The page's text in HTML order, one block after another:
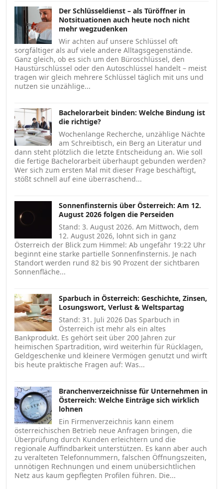
Der Schlüsseldienst – als Türöffner in
Notsituationen auch heute noch nicht
mehr wegzudenken
Wir achten auf unsere Schlüssel oft
sorgfältiger als auf viele andere Alltagsgegenstände.
Ganz gleich, ob es sich um den Büroschlüssel, den
Haustürschlüssel oder den Autoschlüssel handelt – meist
tragen wir gleich mehrere Schlüssel täglich mit uns und
nutzen sie unzählige...
Bachelorarbeit binden: Welche Bindung ist
die richtige?
Wochenlange Recherche, unzählige Nächte
am Schreibtisch, ein Berg an Literatur und
dann steht plötzlich die letzte Entscheidung an. Wie soll
die fertige Bachelorarbeit überhaupt gebunden werden?
Wer sich zum ersten Mal mit dieser Frage beschäftigt,
stößt schnell auf eine überraschend...
Sonnenfinsternis über Österreich: Am 12.
August 2026 folgen die Perseiden
Stand: 3. August 2026. Am Mittwoch, dem
12. August 2026, lohnt sich in ganz
Österreich der Blick zum Himmel: Ab ungefähr 19:22 Uhr
beginnt eine starke partielle Sonnenfinsternis. Je nach
Standort werden rund 82 bis 90 Prozent der sichtbaren
Sonnenfläche...
Sparbuch in Österreich: Geschichte, Zinsen,
Losungswort, Verlust & Weltspartag
Stand: 31. Juli 2026 Das Sparbuch in
Österreich ist mehr als ein altes
Bankprodukt. Es gehört seit über 200 Jahren zur
heimischen Spartradition, wird weiterhin für Rücklagen,
Geldgeschenke und kleinere Vermögen genutzt und wirft
bis heute praktische Fragen auf: Was...
Branchenverzeichnisse für Unternehmen in
Österreich: Welche Einträge sich wirklich
lohnen
Ein Firmenverzeichnis kann einem
österreichischen Betrieb neue Anfragen bringen, die
Überprüfung durch Kunden erleichtern und die
regionale Auffindbarkeit unterstützen. Es kann aber auch
zu veralteten Telefonnummern, falschen Öffnungszeiten,
unnötigen Rechnungen und einem unübersichtlichen
Netz aus kaum gepflegten Profilen führen. Die...